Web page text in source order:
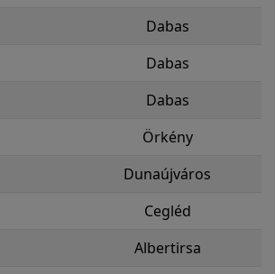
Dabas
Dabas
Dabas
Örkény
Dunaújváros
Cegléd
Albertirsa